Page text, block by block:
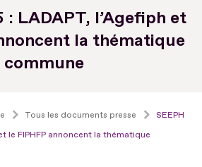
: LADAPT, l’Agefiph et
la thématique
commune
Tous les documents presse
SEEPH
le FIPHFP annoncent la thématique